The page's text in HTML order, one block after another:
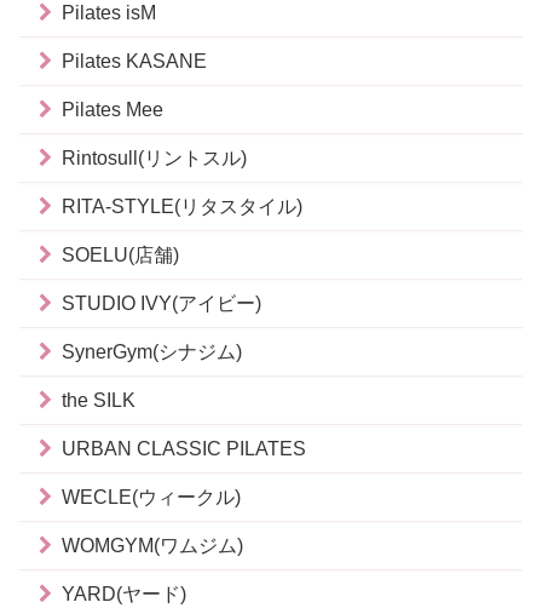
Pilates isM
Pilates KASANE
Pilates Mee
Rintosull(リントスル)
RITA-STYLE(リタスタイル)
SOELU(店舗)
STUDIO IVY(アイビー)
SynerGym(シナジム)
the SILK
URBAN CLASSIC PILATES
WECLE(ウィークル)
WOMGYM(ワムジム)
YARD(ヤード)